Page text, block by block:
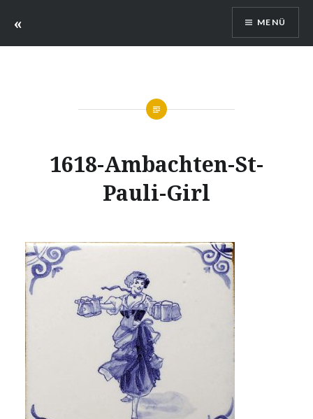
Inhalt
springen
« MENÜ
1618-Ambachten-St-
Pauli-Girl
von
ILLUSTRATEUR
OKTOBER